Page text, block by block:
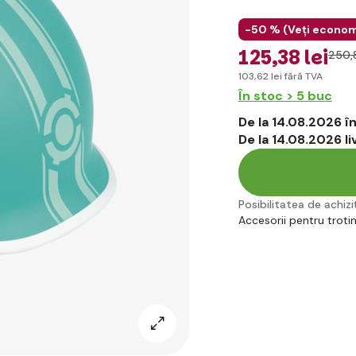
-50 % (Veți
125,38 lei250
103,62 lei fără TVA
În stoc > 5 buc
De la 14.08.2026
De la 14.08.2026
Posibilitatea de
Accesorii pentru